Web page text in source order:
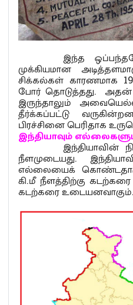
இந்த
முக்கியமான
சிக்கல்கள் காரணமாக
போர் தொடுத்தது. அதன்
இருந்தாலும்
தீர்க்கப்பட்டு
பிரச்சினை பெரிதாக
இந்தியாவும்
இந்தியாவின்
நீளமுடையது.
எல்லையைக்
கி.மீ நீளத்திற்கு
கடற்கரை உடையனவாகும்.